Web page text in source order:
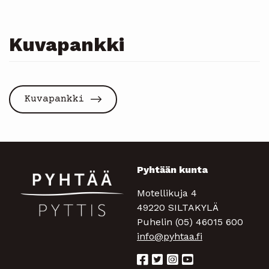
Kuvapankki
Kuvapankki
Pyhtään kunta
Motellikuja 4
49220 SILTAKYLÄ
Puhelin (05) 46015 600
info@pyhtaa.fi